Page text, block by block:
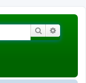
Suche